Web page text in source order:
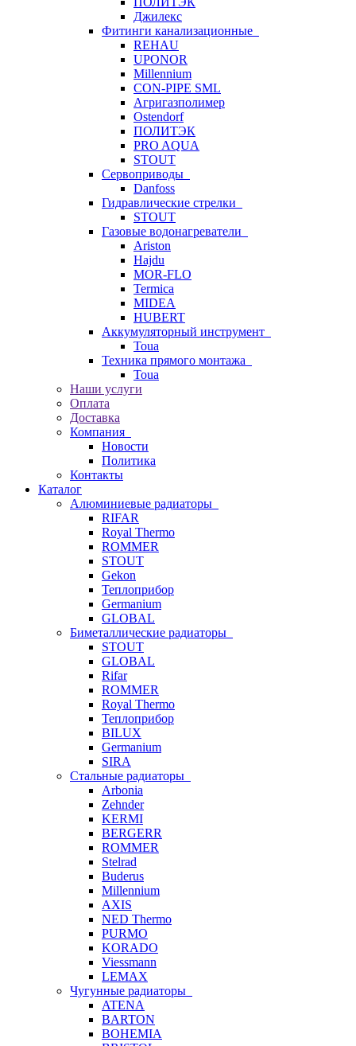
Джилекс
Фитинги канализационные
REHAU
UPONOR
Millennium
CON-PIPE SML
Агригазполимер
Ostendorf
ПОЛИТЭК
PRO AQUA
STOUT
Сервоприводы
Danfoss
Гидравлические стрелки
STOUT
Газовые водонагреватели
Ariston
Hajdu
MOR-FLO
Termica
MIDEA
HUBERT
Аккумуляторный инструмент
Toua
Техника прямого монтажа
Toua
Наши услуги
Оплата
Доставка
Компания
Новости
Политика
Контакты
Каталог
Алюминиевые радиаторы
RIFAR
Royal Thermo
ROMMER
STOUT
Gekon
Теплоприбор
Germanium
GLOBAL
Биметаллические радиаторы
STOUT
GLOBAL
Rifar
ROMMER
Royal Thermo
Теплоприбор
BILUX
Germanium
SIRA
Стальные радиаторы
Arbonia
Zehnder
KERMI
BERGERR
ROMMER
Stelrad
Buderus
Millennium
AXIS
NED Thermo
PURMO
KORADO
Viessmann
LEMAX
Чугунные радиаторы
ATENA
BARTON
BOHEMIA